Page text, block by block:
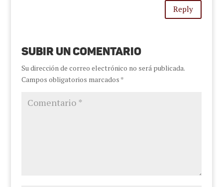
Reply
Subir un comentario
Su dirección de correo electrónico no será publicada.
Campos obligatorios marcados *